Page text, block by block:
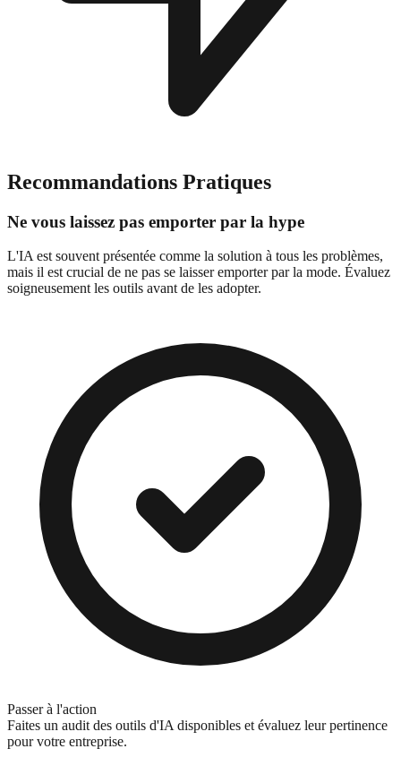
Recommandations Pratiques
Ne vous laissez pas emporter par la hype
L'IA est souvent présentée comme la solution à tous les problèmes,
mais il est crucial de ne pas se laisser emporter par la mode. Évaluez
soigneusement les outils avant de les adopter.
Passer à l'action
Faites un audit des outils d'IA disponibles et évaluez leur pertinence
pour votre entreprise.